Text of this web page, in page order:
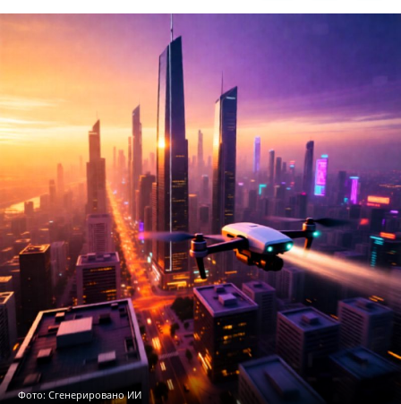
Фото: Сгенерировано ИИ